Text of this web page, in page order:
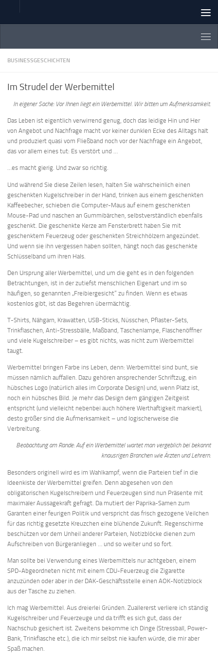
Zum Inhalt springen
BUSINESSGESCHICHTEN
Im Strudel der Werbemittel
In eigener Sache: Vor Ihnen liegt ein Werbemittel. Wir bitten um Aufmerksamkeit.
Das Leben ist eigentlich verwirrend genug, doch das leidige Hin und Her
von Angebot und Nachfrage macht vor keiner dunklen Ecke des Alltags halt
und produziert quasi vom Fließband noch vor der Nachfrage ein Angebot,
das vor allem eines tut: Es verstört und …
…es macht gierig. Und zwar so richtig.
Und während Sie diese Zeilen lesen, halten Sie wahrscheinlich einen
geschenkten Kugelschreiber in der Hand, trinken aus einem geschenkten
Kaffeebecher, schieben die Computer-Maus auf einem geschenkten
Mouse-Pad und naschen an Gummibärchen, selbstverständlich ebenfalls
geschenkt. Die geschenkte Kerze am Fensterbrett haben Sie mit
geschenktem Feuerzeug oder geschenkten Streichhölzern angezündet.
Und wenn sie ihn vergessen haben sollten, hängt noch das geschenkte
Schlüsselband um ihren Hals.
Den Ursprung aller Werbemittel, und um die geht es in den folgenden
Betrachtungen, ist in der zutiefst menschlichen Eigenart und im so
häufigen, so genannten „Freibiergesicht“ zu finden. Wenn es etwas
kostenlos gibt, ist das Begehren übermächtig.
T-Shirts, Nähgarn, Krawatten, USB-Sticks, Nüsschen, Pflaster-Sets,
Trinkflaschen, Anti-Stressbälle, Maßband, Taschenlampe, Flaschenöffner
und viele Kugelschreiber – es gibt nichts, was nicht zum Werbemittel
taugt.
Werbemittel bringen Farbe ins Leben, denn: Werbemittel sind bunt, sie
müssen nämlich auffallen. Dazu gehören ansprechender Schriftzug, ein
hübsches Logo (natürlich alles im Corporate Design) und, wenn Platz ist,
noch ein hübsches Bild. Je mehr das Design dem gängigen Zeitgeist
entspricht (und vielleicht nebenbei auch höhere Werthaftigkeit markiert),
desto größer sind die Aufmerksamkeit – und logischerweise die
Verbreitung.
Beobachtung am Rande: Auf ein Werbemittel wartet man vergeblich bei bekannt
knausrigen Branchen wie Ärzten und Lehrern.
Besonders originell wird es im Wahlkampf, wenn die Parteien tief in die
Ideenkiste der Werbemittel greifen. Denn abgesehen von den
obligatorischen Kugelschreibern und Feuerzeugen sind nun Präsente mit
maximaler Aussagekraft gefragt. Da mutiert der Paprika-Samen zum
Garanten einer feurigen Politik und verspricht das frisch gezogene Veilchen
für das richtig gesetzte Kreuzchen eine blühende Zukunft. Regenschirme
beschützen vor dem Unheil anderer Parteien, Notizblöcke dienen zum
Aufschreiben von Bürgeranliegen … und so weiter und so fort.
Man sollte bei Verwendung eines Werbemittels nur achtgeben, einem
SPD-Abgeordneten nicht mit einem CDU-Feuerzeug die Zigarette
anzuzünden oder aber in der DAK-Geschäftsstelle einen AOK-Notizblock
aus der Tasche zu ziehen.
Ich mag Werbemittel. Aus dreierlei Gründen. Zuallererst verliere ich ständig
Kugelschreiber und Feuerzeuge und da trifft es sich gut, dass der
Nachschub gesichert ist. Zweitens bekomme ich Dinge (Stressball, Power-
Bank, Trinkflasche etc.), die ich mir selbst nie kaufen würde, die mir aber
Spaß machen.